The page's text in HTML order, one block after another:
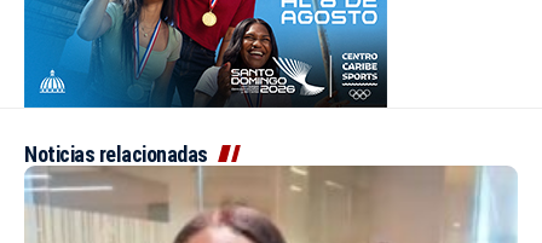
Noticias relacionadas